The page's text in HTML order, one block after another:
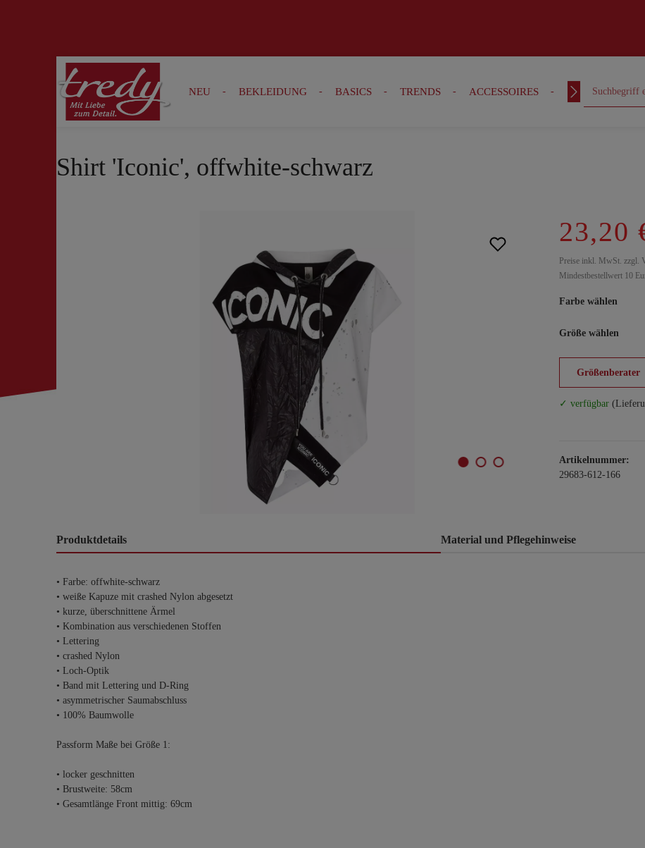
Zur Suche springen Zur Hauptnavigation springen
NEU BEKLEIDUNG BASICS TRENDS ACCESSOIRES OUTFITS
Shirt 'Iconic', offwhite-schwarz
23,20
Preise inkl. MwSt. zzgl.
Mindestbestellwert 10
Farbe wählen
Größe wählen
Größenberater
✓ verfügbar
Artikelnummer:
29683-612-166
Produktdetails Material und Pflegehinweise
• Farbe: offwhite-schwarz
• weiße Kapuze mit crashed Nylon abgesetzt
• kurze, überschnittene Ärmel
• Kombination aus verschiedenen Stoffen
• Lettering
• crashed Nylon
• Loch-Optik
• Band mit Lettering und D-Ring
• asymmetrischer Saumabschluss
• 100% Baumwolle
Passform Maße bei Größe 1:
• locker geschnitten
• Brustweite: 58cm
• Gesamtlänge Front mittig: 69cm